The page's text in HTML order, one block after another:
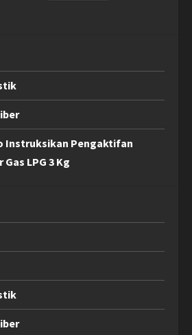
Instruksikan Pengaktifan
LPG 3 Kg